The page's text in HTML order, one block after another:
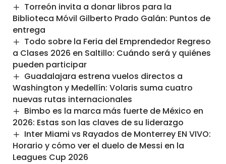
Torreón invita a donar libros para la
Biblioteca Móvil Gilberto Prado Galán: Puntos de
entrega
Todo sobre la Feria del Emprendedor Regreso
a Clases 2026 en Saltillo: Cuándo será y quiénes
pueden participar
Guadalajara estrena vuelos directos a
Washington y Medellín: Volaris suma cuatro
nuevas rutas internacionales
Bimbo es la marca más fuerte de México en
2026: Estas son las claves de su liderazgo
Inter Miami vs Rayados de Monterrey EN VIVO:
Horario y cómo ver el duelo de Messi en la
Leagues Cup 2026